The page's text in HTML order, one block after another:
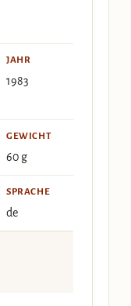
JAHR
1983
GEWICHT
60 g
SPRACHE
de